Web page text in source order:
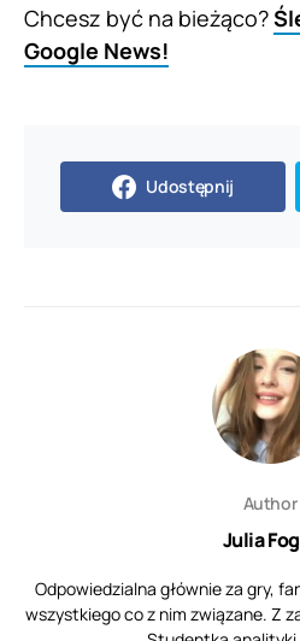
Chcesz być na bieżąco?
Google News!
Udostępnij
Author
Julia
Odpowiedzialna głównie za gry,
wszystkiego co z nim związane. Z